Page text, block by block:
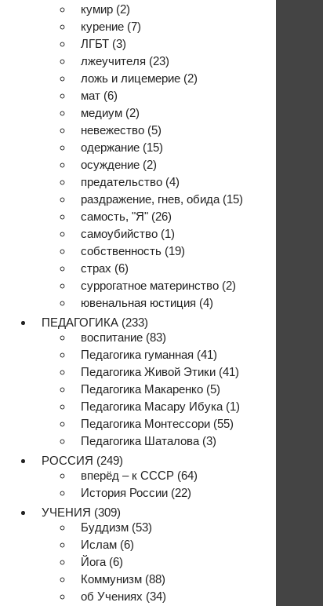
кумир (2)
курение (7)
ЛГБТ (3)
лжеучителя (23)
ложь и лицемерие (2)
мат (6)
медиум (2)
невежество (5)
одержание (15)
осуждение (2)
предательство (4)
раздражение, гнев, обида (15)
самость, "Я" (26)
самоубийство (1)
собственность (19)
страх (6)
суррогатное материнство (2)
ювенальная юстиция (4)
ПЕДАГОГИКА (233)
воспитание (83)
Педагогика гуманная (41)
Педагогика Живой Этики (41)
Педагогика Макаренко (5)
Педагогика Масару Ибука (1)
Педагогика Монтессори (55)
Педагогика Шаталова (3)
РОССИЯ (249)
вперёд – к СССР (64)
История России (22)
УЧЕНИЯ (309)
Буддизм (53)
Ислам (6)
Йога (6)
Коммунизм (88)
об Учениях (34)